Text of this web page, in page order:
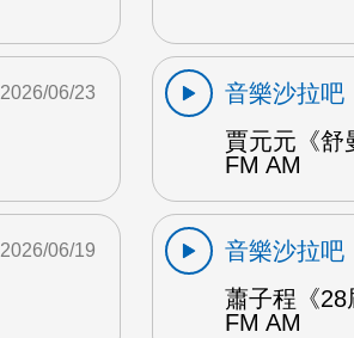
2026/06/23
音樂沙拉吧
賈元元《舒
FM AM
2026/06/19
音樂沙拉吧
蕭子程《28
FM AM